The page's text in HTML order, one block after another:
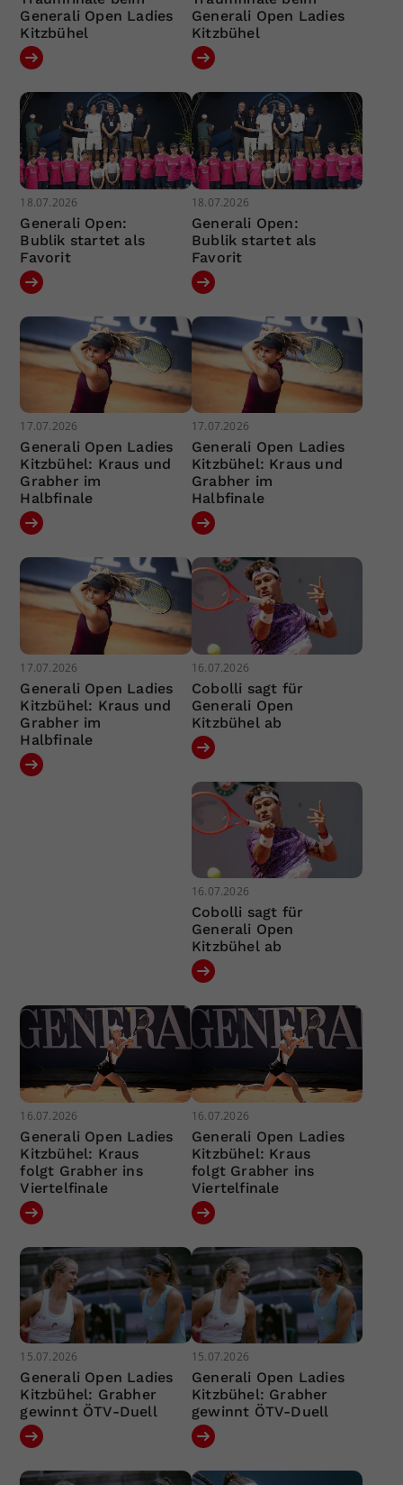
Generali Open Ladies
Kitzbühel
Generali Open Ladies
Kitzbühel
18.07.2026
Generali Open:
Bublik startet als
Favorit
18.07.2026
Generali Open:
Bublik startet als
Favorit
17.07.2026
Generali Open Ladies
Kitzbühel: Kraus und
Grabher im
Halbfinale
17.07.2026
Generali Open Ladies
Kitzbühel: Kraus und
Grabher im
Halbfinale
17.07.2026
Generali Open Ladies
Kitzbühel: Kraus und
Grabher im
Halbfinale
16.07.2026
Cobolli sagt für
Generali Open
Kitzbühel ab
16.07.2026
Cobolli sagt für
Generali Open
Kitzbühel ab
16.07.2026
Generali Open Ladies
Kitzbühel: Kraus
folgt Grabher ins
Viertelfinale
16.07.2026
Generali Open Ladies
Kitzbühel: Kraus
folgt Grabher ins
Viertelfinale
15.07.2026
Generali Open Ladies
Kitzbühel: Grabher
gewinnt ÖTV-Duell
15.07.2026
Generali Open Ladies
Kitzbühel: Grabher
gewinnt ÖTV-Duell